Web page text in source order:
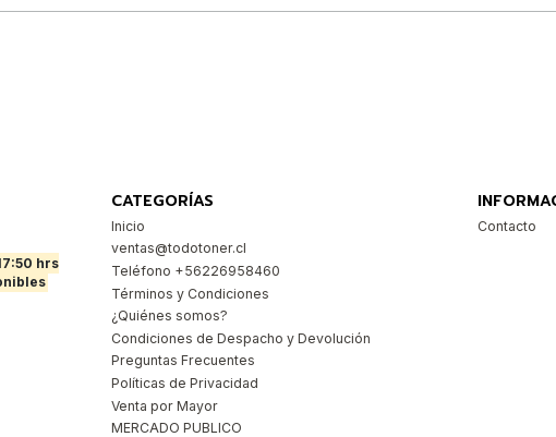
hrs
CATEGORÍAS
Inicio
ventas@todotoner.cl
Teléfono +56226958460
Términos y Condiciones
¿Quiénes somos?
Condiciones de Despacho y Devolución
Preguntas Frecuentes
Políticas de Privacidad
Venta por Mayor
MERCADO PUBLICO
Contacto